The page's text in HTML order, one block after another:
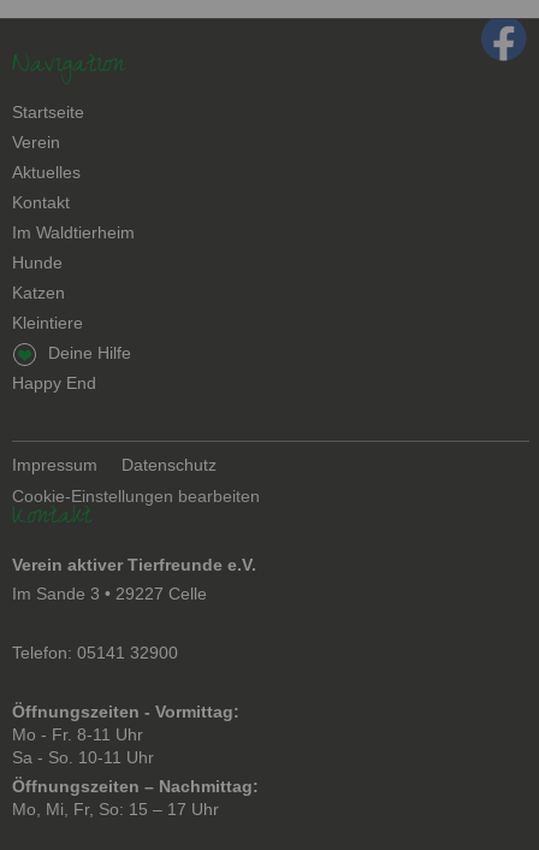
Navigation
Navigation
überspringen
Startseite
Verein
Aktuelles
Kontakt
Navigation
überspringen
Im Waldtierheim
Hunde
Katzen
Kleintiere
Navigation
überspringen
Deine Hilfe
Happy End
Navigation
überspringen
Impressum
Datenschutz
Cookie-Einstellungen bearbeiten
Kontakt
Verein aktiver Tierfreunde e.V.
Im Sande 3 • 29227 Celle
Telefon: 05141 32900
Öffnungszeiten - Vormittag:
Mo - Fr. 8-11 Uhr
Sa - So. 10-11 Uhr
Öffnungszeiten – Nachmittag:
Mo, Mi, Fr, So: 15 – 17 Uhr